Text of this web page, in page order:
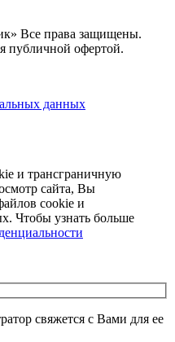
Все права защищены.
публичной офертой.
данных
и трансграничную
сайта, Вы
cookie и
Чтобы узнать больше
свяжется с Вами для ее